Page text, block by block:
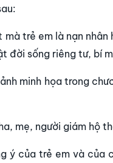
trẻ em là nạn nhân
đời sống riêng tư, bí
minh họa trong
mẹ, người giám hộ
ý của trẻ em và của